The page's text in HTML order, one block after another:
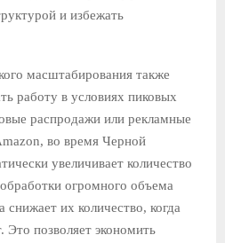
и избежать
масштабирования также
работу в условиях пиковых
распродажи или рекламные
во время Черной
увеличивает количество
огромного объема
снижает их количество, когда
Это позволяет экономить